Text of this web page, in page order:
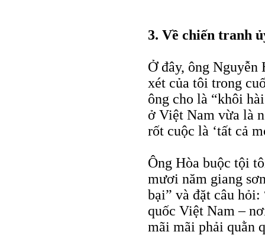
3. Về chiến tranh
Ở đây, ông Nguyễn
xét của tôi trong
ông cho là “khôi
ở Việt Nam vừa là
rốt cuộc là ‘tất cả
Ông Hòa buộc tội
mươi năm giang
bại” và đặt câu
quốc Việt Nam –
mãi mãi phải quằn